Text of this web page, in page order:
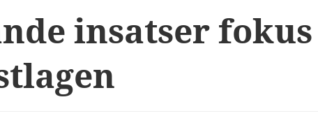
insatser